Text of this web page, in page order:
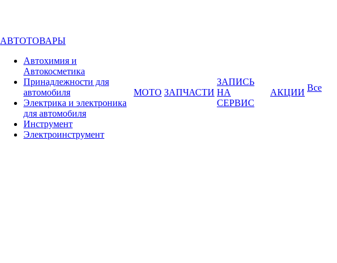
АВТОТОВАРЫ
Автохимия и
Автокосметика
Принадлежности для
автомобиля
Электрика и электроника
для автомобиля
Инструмент
Электроинструмент
МОТО ЗАПЧАСТИ
ЗАПИСЬ
НА
СЕРВИС
АКЦИИ Все